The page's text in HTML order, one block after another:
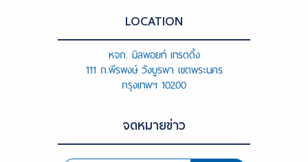
LOCATION
หจก. มิลพอยท์ เทรดดิ้ง
111 ถ.พีรพงษ์ วังบูรพา เขตพระนคร
กรุงเทพฯ 10200
จดหมายข่าว